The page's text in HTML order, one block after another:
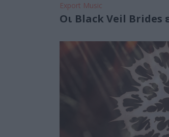
Export Music
Οι Black Veil Brides